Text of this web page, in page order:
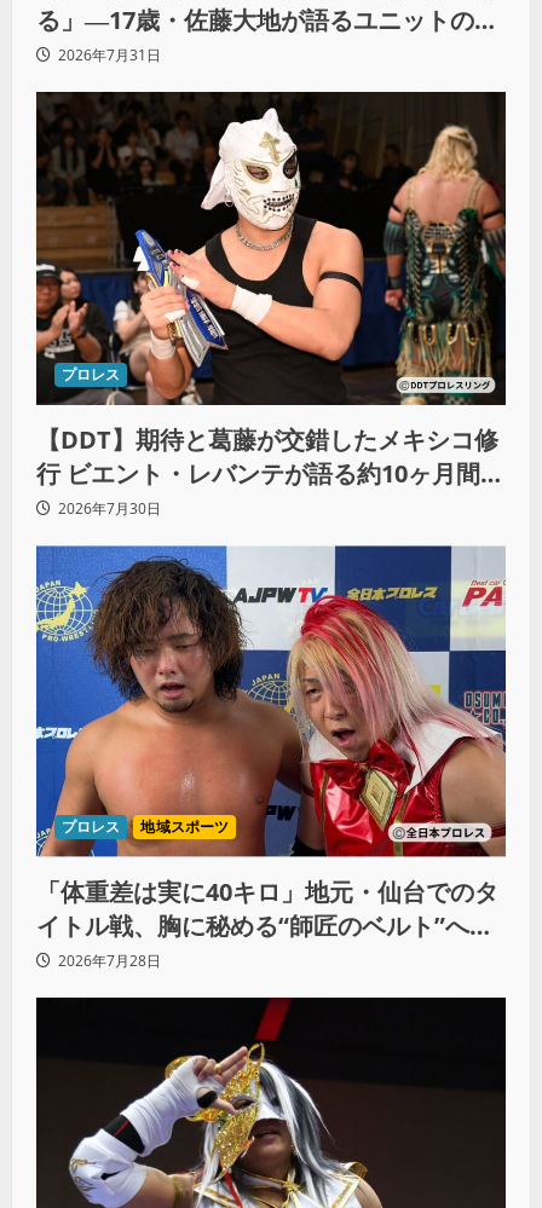
る」―17歳・佐藤大地が語るユニットの絆
とシングル王座への飽くなき野望
2026年7月31日
プロレス
【DDT】期待と葛藤が交錯したメキシコ修
行 ビエント・レバンテが語る約10ヶ月間の
苦悩「くすぶっている自分に腹を立ててい
る」
2026年7月30日
プロレス 地域スポーツ
「体重差は実に40キロ」地元・仙台でのタ
イトル戦、胸に秘める“師匠のベルト”への
想いと同期決戦への決意
2026年7月28日